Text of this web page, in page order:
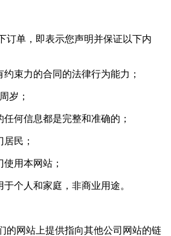
订单，即表示您声明并保证以下内
束力的合同的法律行为能力；
岁；
何信息都是完整和准确的；
民；
用本网站；
个人和家庭，非商业用途。
的网站上提供指向其他公司网站的链